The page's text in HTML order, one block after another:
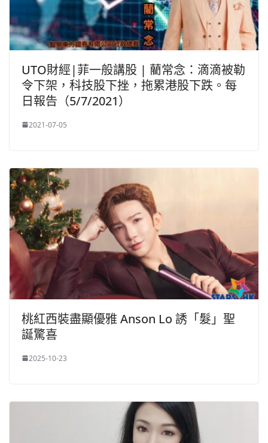
UTO財經|菲一般講股 | 藺常念：滴滴被勒
令下架，科技股下挫，拖累港股下跌。每
日報告（5/7/2021）
2021-07-05
桃紅西裝盡顯優雅 Anson Lo 誘「髮」聖
誕驚喜
2025-10-23